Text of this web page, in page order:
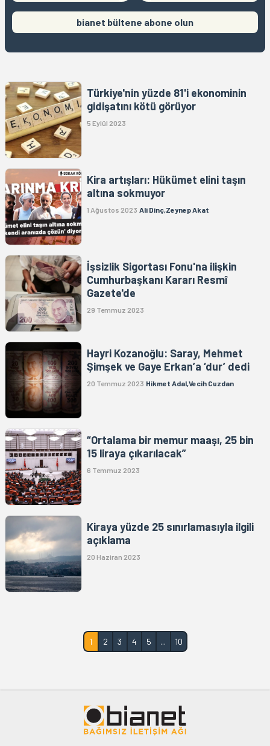
bianet bültene abone olun
Türkiye'nin yüzde 81'i ekonominin
gidişatını kötü görüyor
5 Eylül 2023
Kira artışları: Hükümet elini taşın
altına sokmuyor
1 Ağustos 2023 Ali Dinç,Zeynep Akat
İşsizlik Sigortası Fonu'na ilişkin
Cumhurbaşkanı Kararı Resmî
Gazete'de
29 Temmuz 2023
Hayri Kozanoğlu: Saray, Mehmet
Şimşek ve Gaye Erkan’a ‘dur’ dedi
20 Temmuz 2023 Hikmet Adal,Vecih Cuzdan
“Ortalama bir memur maaşı, 25 bin
15 liraya çıkarılacak”
6 Temmuz 2023
Kiraya yüzde 25 sınırlamasıyla ilgili
açıklama
20 Haziran 2023
1 2 3 4 5 ... 10